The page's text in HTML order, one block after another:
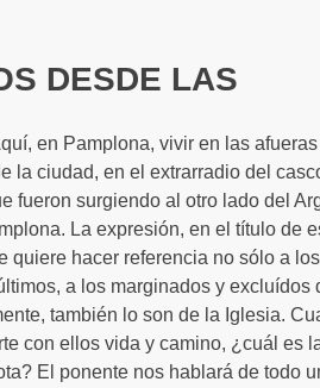
DESDE LAS
en Pamplona, vivir en las
la ciudad, en el extrarradio del
fueron surgiendo al otro lado del
La expresión, en el título de
quiere hacer referencia no sólo a los
a los marginados y excluídos
también lo son de la Iglesia.
con ellos vida y camino, ¿cuál es
El ponente nos hablará de todo